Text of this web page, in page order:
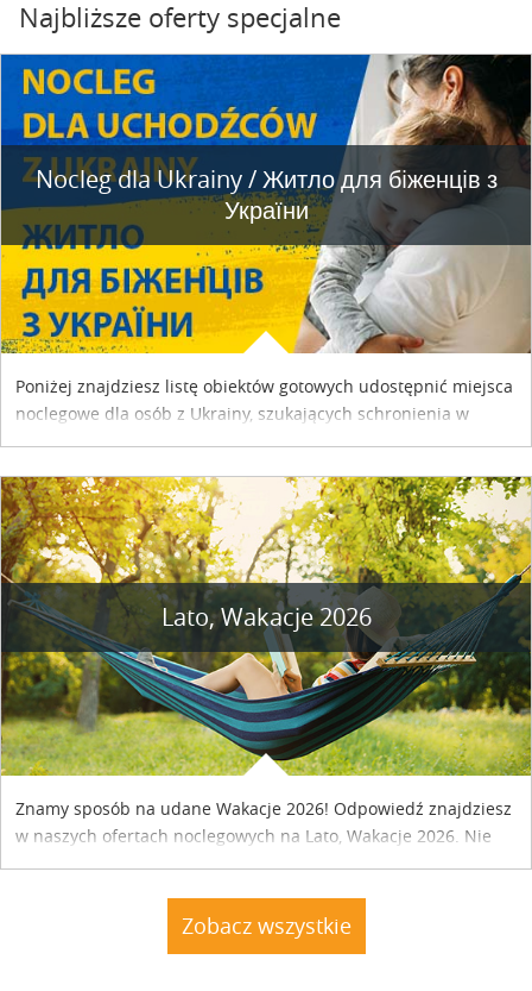
Najbliższe oferty specjalne
Nocleg dla Ukrainy / Житло для бiженцiв з
України
Poniżej znajdziesz listę obiektów gotowych udostępnić miejsca
noclegowe dla osób z Ukrainy, szukających schronienia w
Lato, Wakacje 2026
Znamy sposób na udane Wakacje 2026! Odpowiedź znajdziesz
w naszych ofertach noclegowych na Lato, Wakacje 2026. Nie
zwlekaj atrakcyjne noclegi czekają...
Zobacz wszystkie